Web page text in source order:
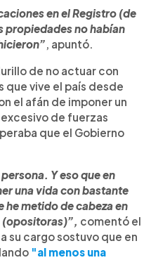
en el Registro (de
propiedades no habían
, apuntó.
de no actuar con
que vive el país desde
el afán de imponer un
de fuerzas
que el Gobierno
Y eso que en
una vida con bastante
metido de cabeza en
(opositoras)”, comentó el
su cargo sostuvo que en
"al menos una